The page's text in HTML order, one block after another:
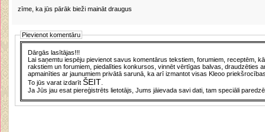
zīme, ka jūs pārāk bieži maināt draugus
Pievienot komentāru
Dārgās lasītājas!!!
Lai saņemtu iespēju pievienot savus komentārus tekstiem, forumiem, receptēm,
rakstiem un forumiem, piedalīties konkursos, vinnēt vērtīgas balvas, draudzēties
apmainīties ar jaunumiem privātā sarunā, ka arī izmantot visas Kleoo
To jūs varat izdarītŠEIT
Ja Jūs jau esat piereģistrēts lietotājs, Jums jāievada savi dati, tam speciāli